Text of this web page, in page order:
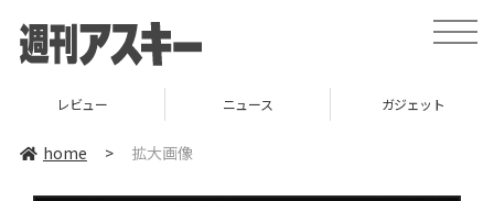
toggle
レビュー ニュース ガジェット
home > 拡大画像